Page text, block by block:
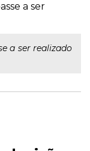
a ser
a ser realizado